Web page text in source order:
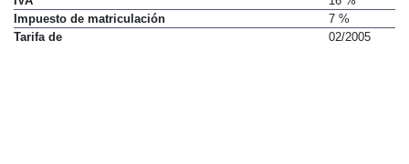
Impuesto de matriculación
7 %
Tarifa de
02/2005